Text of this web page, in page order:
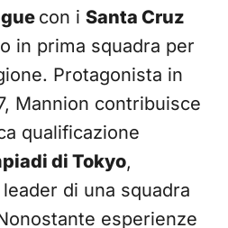
con i Santa Cruz
in prima squadra per
Protagonista in
Mannion contribuisce
qualificazione
di Tokyo,
di una squadra
esperienze